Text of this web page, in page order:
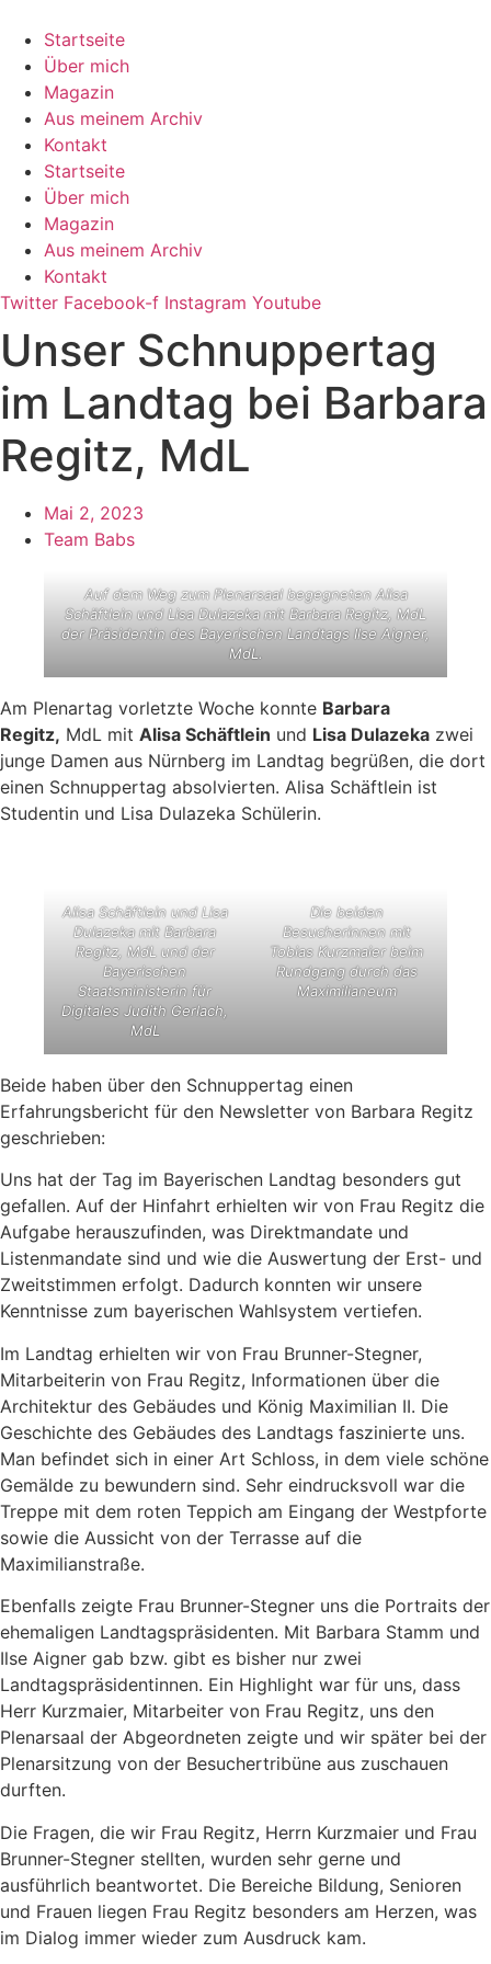
Inhalt
springen
Startseite
Über mich
Magazin
Aus meinem Archiv
Kontakt
Startseite
Über mich
Magazin
Aus meinem Archiv
Kontakt
Twitter Facebook-f Instagram Youtube
Unser Schnuppertag
im Landtag bei Barbara
Regitz, MdL
Mai 2, 2023
Team Babs
Auf dem Weg zum Plenarsaal begegneten Alisa
Schäftlein und Lisa Dulazeka mit Barbara Regitz, MdL
der Präsidentin des Bayerischen Landtags Ilse Aigner,
MdL.
Am Plenartag vorletzte Woche konnte Barbara
Regitz, MdL mit Alisa Schäftlein und Lisa Dulazeka zwei
junge Damen aus Nürnberg im Landtag begrüßen, die dort
einen Schnuppertag absolvierten. Alisa Schäftlein ist
Studentin und Lisa Dulazeka Schülerin.
Alisa Schäftlein und Lisa
Dulazeka mit Barbara
Regitz, MdL und der
Bayerischen
Staatsministerin für
Digitales Judith Gerlach,
MdL
Die beiden
Besucherinnen mit
Tobias Kurzmaier beim
Rundgang durch das
Maximilianeum
Beide haben über den Schnuppertag einen
Erfahrungsbericht für den Newsletter von Barbara Regitz
geschrieben:
Uns hat der Tag im Bayerischen Landtag besonders gut
gefallen. Auf der Hinfahrt erhielten wir von Frau Regitz die
Aufgabe herauszufinden, was Direktmandate und
Listenmandate sind und wie die Auswertung der Erst- und
Zweitstimmen erfolgt. Dadurch konnten wir unsere
Kenntnisse zum bayerischen Wahlsystem vertiefen.
Im Landtag erhielten wir von Frau Brunner-Stegner,
Mitarbeiterin von Frau Regitz, Informationen über die
Architektur des Gebäudes und König Maximilian II. Die
Geschichte des Gebäudes des Landtags faszinierte uns.
Man befindet sich in einer Art Schloss, in dem viele schöne
Gemälde zu bewundern sind. Sehr eindrucksvoll war die
Treppe mit dem roten Teppich am Eingang der Westpforte
sowie die Aussicht von der Terrasse auf die
Maximilianstraße.
Ebenfalls zeigte Frau Brunner-Stegner uns die Portraits der
ehemaligen Landtagspräsidenten. Mit Barbara Stamm und
Ilse Aigner gab bzw. gibt es bisher nur zwei
Landtagspräsidentinnen. Ein Highlight war für uns, dass
Herr Kurzmaier, Mitarbeiter von Frau Regitz, uns den
Plenarsaal der Abgeordneten zeigte und wir später bei der
Plenarsitzung von der Besuchertribüne aus zuschauen
durften.
Die Fragen, die wir Frau Regitz, Herrn Kurzmaier und Frau
Brunner-Stegner stellten, wurden sehr gerne und
ausführlich beantwortet. Die Bereiche Bildung, Senioren
und Frauen liegen Frau Regitz besonders am Herzen, was
im Dialog immer wieder zum Ausdruck kam.